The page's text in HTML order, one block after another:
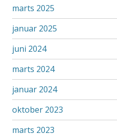
marts 2025
januar 2025
juni 2024
marts 2024
januar 2024
oktober 2023
marts 2023